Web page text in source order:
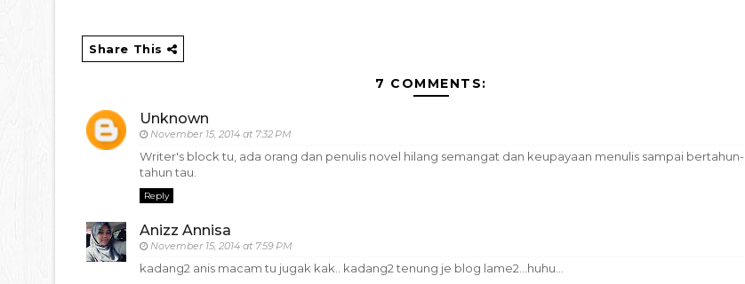
Share This
7 COMMENTS:
Unknown
November 15, 2014 at 7:32 PM
Writer's block tu, ada orang dan penulis novel hilang semangat dan keupayaan menulis sampai bertahun-
tahun tau.
Reply
Anizz Annisa
November 15, 2014 at 7:59 PM
kadang2 anis macam tu jugak kak.. kadang2 tenung je blog lame2...huhu...